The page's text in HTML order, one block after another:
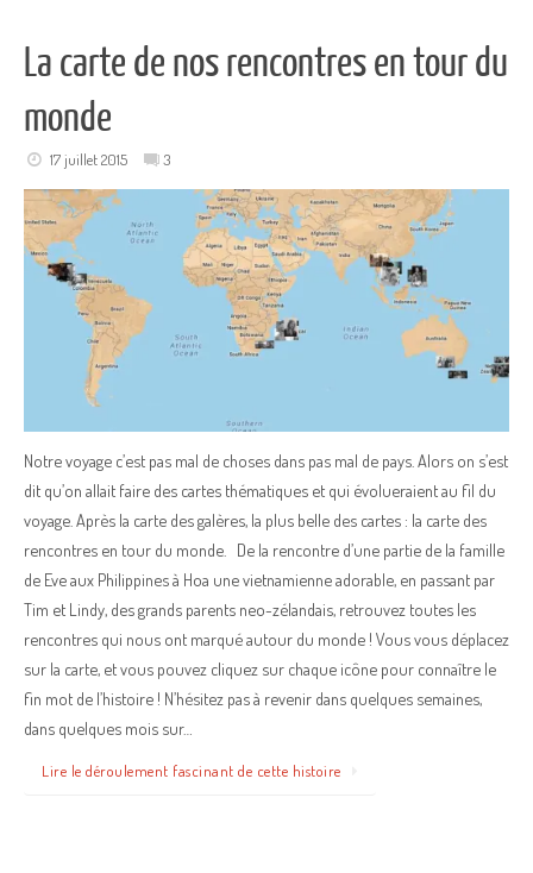
La carte de nos rencontres en tour du
monde
17 juillet 2015 3
Notre voyage c’est pas mal de choses dans pas mal de pays. Alors on s’est
dit qu’on allait faire des cartes thématiques et qui évolueraient au fil du
voyage. Après la carte des galères, la plus belle des cartes : la carte des
rencontres en tour du monde. De la rencontre d’une partie de la famille
de Eve aux Philippines à Hoa une vietnamienne adorable, en passant par
Tim et Lindy, des grands parents neo-zélandais, retrouvez toutes les
rencontres qui nous ont marqué autour du monde ! Vous vous déplacez
sur la carte, et vous pouvez cliquez sur chaque icône pour connaître le
fin mot de l’histoire ! N’hésitez pas à revenir dans quelques semaines,
dans quelques mois sur…
Lire le déroulement fascinant de cette histoire